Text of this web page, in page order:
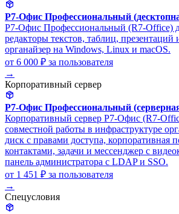
Р7-Офис Профессиональный
Р7-Офис Профессиональный (R7-Office)
редакторы текстов, таблиц, презентаций
органайзер на Windows, Linux и macOS.
от 6 000 ₽ за пользователя
→
Корпоративный сервер
Р7-Офис Профессиональный
Корпоративный сервер Р7-Офис (R7-
совместной работы в инфраструктуре
диск с правами доступа, корпоративная
контактами, задачи и мессенджер с
панель администратора с LDAP и SSO.
от 1 451 ₽ за пользователя
→
Спецусловия